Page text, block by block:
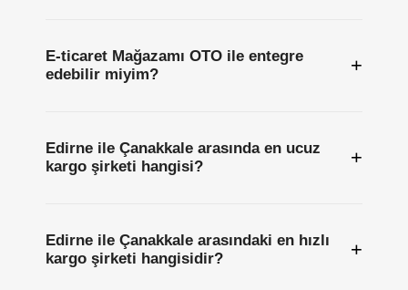
E-ticaret Mağazamı OTO ile entegre
edebilir miyim?
+
Edirne ile Çanakkale arasında en ucuz
kargo şirketi hangisi?
+
Edirne ile Çanakkale arasındaki en hızlı
kargo şirketi hangisidir?
+